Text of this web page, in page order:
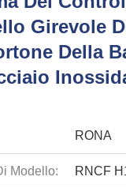
Girevole
Della
RONA
Modello: RNCF